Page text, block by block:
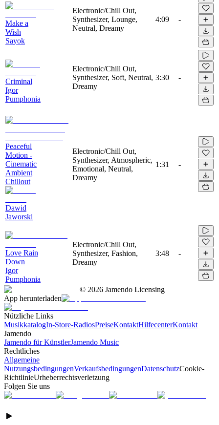
Make a
Wish
Sayok
Electronic/Chill Out,
Synthesizer, Lounge,
Neutral, Dreamy
4:09 -
Criminal
Igor
Pumphonia
Electronic/Chill Out,
Synthesizer, Soft, Neutral,
Dreamy
3:30 -
Peaceful
Motion -
Cinematic
Ambient
Chillout
Dawid
Jaworski
Electronic/Chill Out,
Synthesizer, Atmospheric,
Emotional, Neutral,
Dreamy
1:31 -
Love Rain
Down
Igor
Pumphonia
Electronic/Chill Out,
Synthesizer, Fashion,
Dreamy
3:48 -
© 2026 Jamendo Licensing
App herunterladen
Nützliche Links
MusikkatalogIn-Store-RadiosPreiseKontaktHilfecenterKontakt
Jamendo
Jamendo für KünstlerJamendo Music
Rechtliches
Allgemeine
NutzungsbedingungenVerkaufsbedingungenDatenschutzCookie-
RichtlinieUrheberrechtsverletzung
Folgen Sie uns